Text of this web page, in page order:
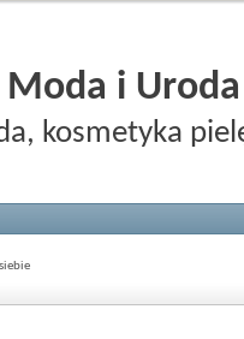
i Uroda
kosmetyka